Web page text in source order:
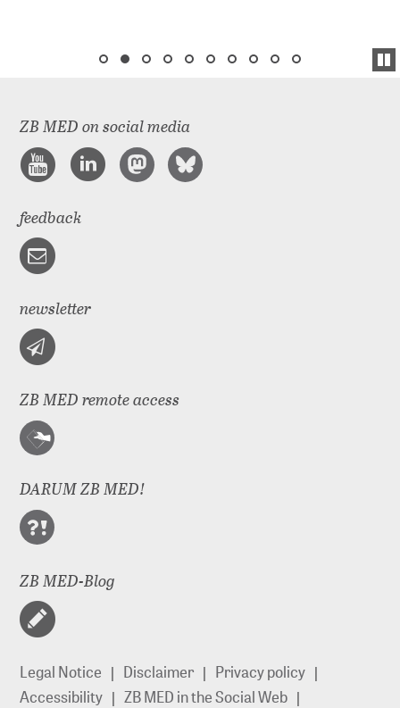
ZB MED on social media
feedback
newsletter
ZB MED remote access
DARUM ZB MED!
ZB MED-Blog
Legal Notice Disclaimer
Privacy policy
Accessibility
ZB MED in the Social Web